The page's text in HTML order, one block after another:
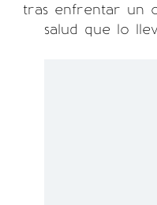
tras enfrentar un
salud que lo